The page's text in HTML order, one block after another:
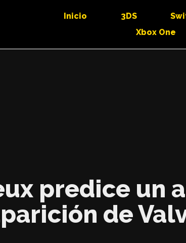
Inicio 3DS
Xbox One
predice un
de